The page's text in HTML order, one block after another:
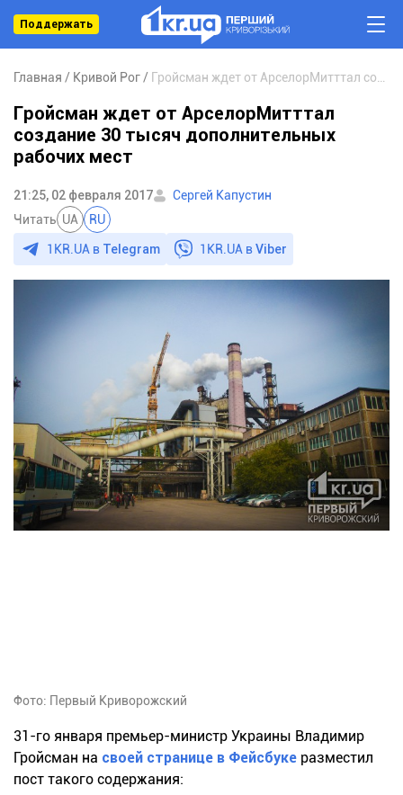
Поддержать
Главная Кривой Рог
Гройсман ждет от АрселорМитттал
создание 30 тысяч дополнительных
рабочих мест
21:25, 02 февраля 2017
Сергей Капустин
Читать UA RU
1KR.UA в Telegram 1KR.UA вViber
Фото: Первый Криворожский
31-го января премьер-министр Украины Владимир
Гройсман на своей странице в Фейсбуке разместил
пост такого содержания: